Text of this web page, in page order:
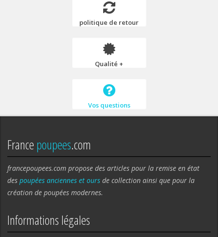
politique de retour
Qualité +
Vos questions
Francepoupees.com
francepoupees.com propose des articles pour la remise en état
des poupées anciennes et ours de collection ainsi que pour la
création de poupées modernes.
Informations légales